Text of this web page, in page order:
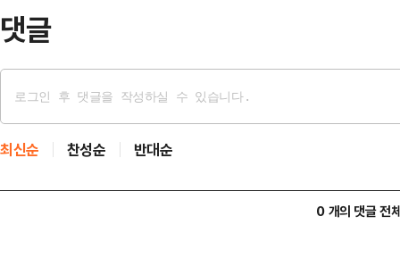
댓글
최신순 찬성순 반대순
0 개의 댓글 전